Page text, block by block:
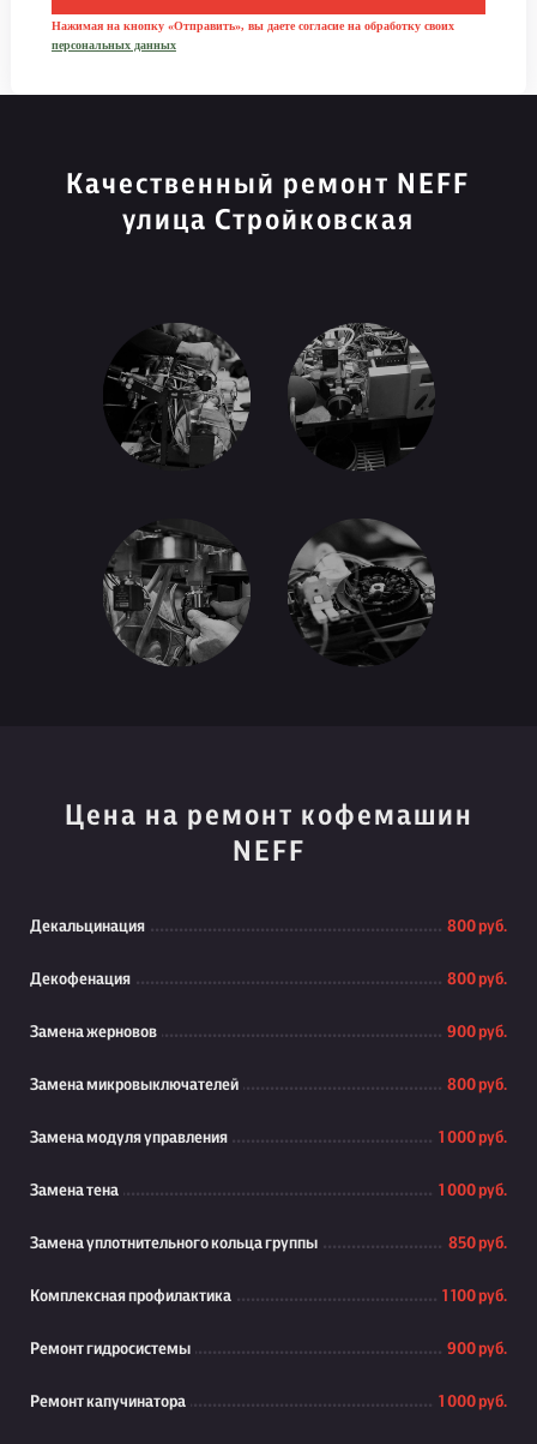
Нажимая на кнопку «Отправить», вы даете согласие на обработку своих
персональных данных
Качественный ремонт NEFF
улица Стройковская
Цена на ремонт кофемашин
NEFF
Декальцинация 800 руб.
Декофенация 800 руб.
Замена жерновов 900 руб.
Замена микровыключателей 800 руб.
Замена модуля управления 1 000 руб.
Замена тена 1 000 руб.
Замена уплотнительного кольца группы 850 руб.
Комплексная профилактика 1 100 руб.
Ремонт гидросистемы 900 руб.
Ремонт капучинатора 1 000 руб.